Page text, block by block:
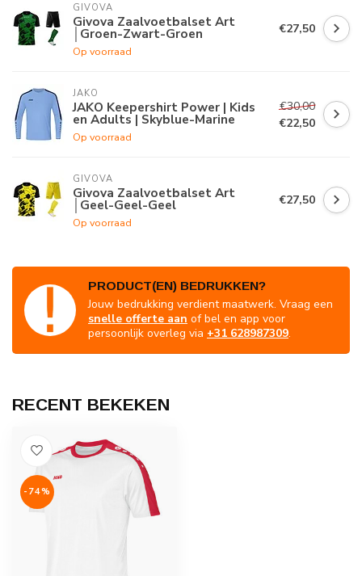
GIVOVA
Givova Zaalvoetbalset Art
│Groen-Zwart-Groen
Op voorraad
€27,50
JAKO
JAKO Keepershirt Power | Kids
en Adults | Skyblue-Marine
Op voorraad
€30,00
€22,50
GIVOVA
Givova Zaalvoetbalset Art
│Geel-Geel-Geel
Op voorraad
€27,50
PRODUCT(EN) BEDRUKKEN?
Jouw bedrukking verdient maatwerk. Vraag een
snelle offerte aan of bel en app voor
persoonlijk overleg via +31 628987309.
RECENT BEKEKEN
-74%